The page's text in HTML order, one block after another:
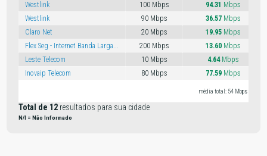
Westlink 100 Mbps 94.31 Mbps
Westlink
90 Mbps 36.57 Mbps
Claro Net
20 Mbps 19.95 Mbps
Flex Seg - Internet Banda Larga...
200 Mbps 13.60 Mbps
Leste Telecom
10 Mbps 4.64Mbps
Inovaip Telecom
80 Mbps 77.59 Mbps
média total: 54 Mbps
Total de 12 resultados para sua cidade
N/I = Não Informado